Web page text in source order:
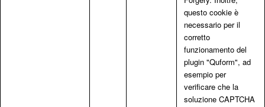
questo cookie è
necessario per il
corretto
funzionamento del
plugin "Quform", ad
esempio per
verificare che la
soluzione CAPTCHA